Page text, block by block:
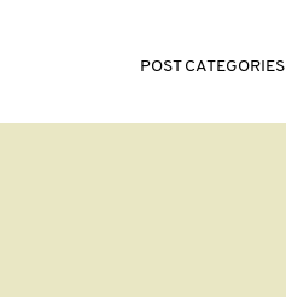
POST CATEGORIES